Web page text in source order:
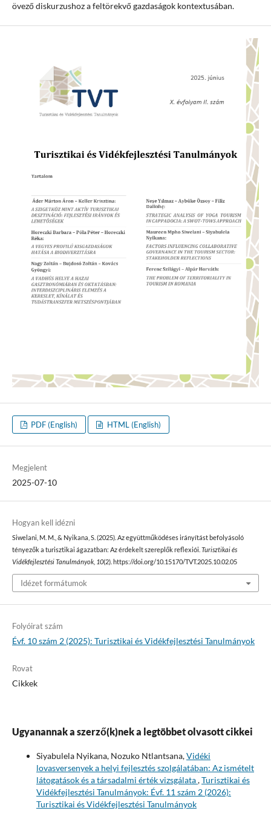
övező diskurzushoz a feltörekvő gazdaságok kontextusában.
PDF (English) HTML (English)
Megjelent
2025-07-10
Hogyan kell idézni
Siwelani, M. M., & Nyikana, S. (2025). Az együttműködéses irányítást befolyásoló
tényezők a turisztikai ágazatban: Az érdekelt szereplők reflexiói. Turisztikai és
Vidékfejlesztési Tanulmányok, 10(2). https://doi.org/10.15170/TVT.2025.10.02.05
Idézet formátumok
Folyóirat szám
Évf. 10 szám 2 (2025): Turisztikai és Vidékfejlesztési Tanulmányok
Rovat
Cikkek
Ugyanannak a szerző(k)nek a legtöbbet olvasott cikkei
Siyabulela Nyikana, Nozuko Ntlantsana,Vidéki
lovasversenyek a helyi fejlesztés szolgálatában: Az ismételt
látogatások és a társadalmi érték vizsgálata,Turisztikai és
Vidékfejlesztési Tanulmányok: Évf. 11 szám 2 (2026):
Turisztikai és Vidékfejlesztési Tanulmányok